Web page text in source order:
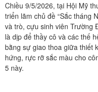
Chiều 9/5/2026, tại Hội Mỹ
triển lãm chủ đề “Sắc tháng
và trò, cựu sinh viên Trường
là dịp để thầy cô và các thế
bằng sự giao thoa giữa thiết
hứng, rực rỡ sắc màu cho
5 này.